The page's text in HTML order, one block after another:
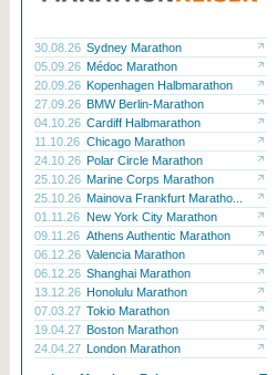
30.08.26 Sydney Marathon
05.09.26 Médoc Marathon
20.09.26 Kopenhagen Halbmarathon
27.09.26 BMW Berlin-Marathon
04.10.26 Cardiff Halbmarathon
11.10.26 Chicago Marathon
24.10.26 Polar Circle Marathon
25.10.26 Marine Corps Marathon
25.10.26 Mainova Frankfurt Maratho...
01.11.26 New York City Marathon
09.11.26 Athens Authentic Marathon
06.12.26 Valencia Marathon
06.12.26 Shanghai Marathon
13.12.26 Honolulu Marathon
07.03.27 Tokio Marathon
19.04.27 Boston Marathon
24.04.27 London Marathon